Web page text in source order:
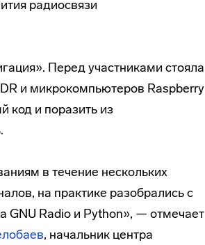
радиосвязи
Перед участниками стояла
и микрокомпьютеров Raspberry
код и поразить из
в течение нескольких
на практике разобрались с
GNU Radio и Python», — отмечает
, начальник центра